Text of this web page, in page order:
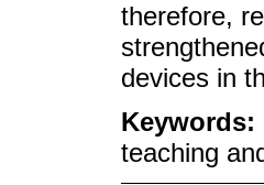
therefore,
devices in
Keywords:
teaching